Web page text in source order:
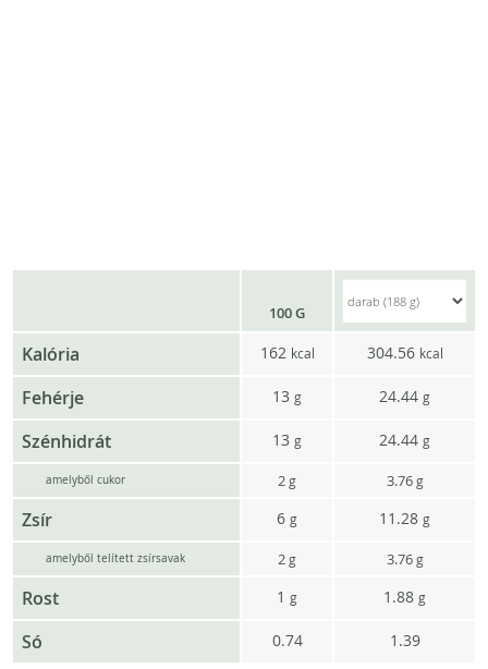
100 G
Kalória 162 kcal 304.56 kcal
Fehérje 13 g 24.44 g
Szénhidrát 13 g 24.44 g
amelyből cukor 2g 3.76 g
Zsír 6 g 11.28 g
amelyből telített zsírsavak 2g 3.76 g
Rost 1 g 1.88 g
Só 0.74 1.39